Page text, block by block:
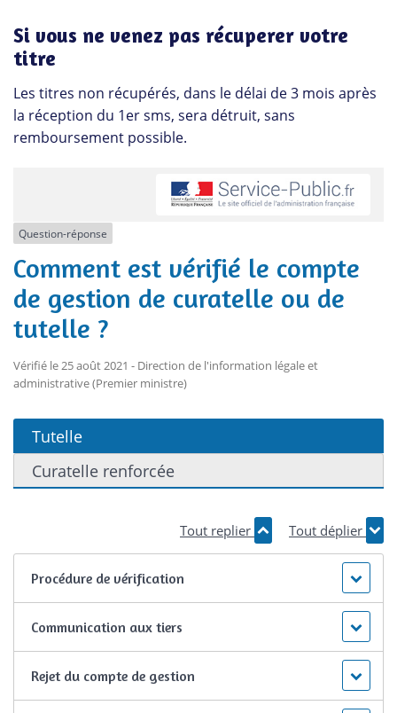
Si vous ne venez pas récuperer votre
titre
Les titres non récupérés, dans le délai de 3 mois après
la réception du 1er sms, sera détruit, sans
remboursement possible.
Question-réponse
Comment est vérifié le compte
de gestion de curatelle ou de
tutelle ?
Vérifié le 25 août 2021 - Direction de l'information légale et
administrative (Premier ministre)
Tutelle
Curatelle renforcée
Tout replier Tout déplier
Procédure de vérification
Communication aux tiers
Rejet du compte de gestion